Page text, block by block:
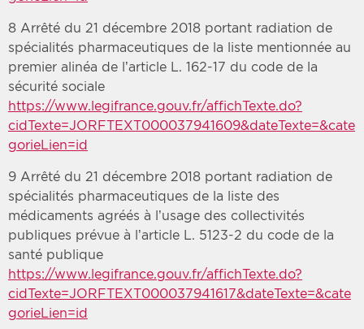
8 Arrêté du 21 décembre 2018 portant radiation de
spécialités pharmaceutiques de la liste mentionnée au
premier alinéa de l’article L. 162-17 du code de la
sécurité sociale
https://www.legifrance.gouv.fr/affichTexte.do?
cidTexte=JORFTEXT000037941609&dateTexte=&cate
gorieLien=id
9 Arrêté du 21 décembre 2018 portant radiation de
spécialités pharmaceutiques de la liste des
médicaments agréés à l’usage des collectivités
publiques prévue à l’article L. 5123-2 du code de la
santé publique
https://www.legifrance.gouv.fr/affichTexte.do?
cidTexte=JORFTEXT000037941617&dateTexte=&cate
gorieLien=id